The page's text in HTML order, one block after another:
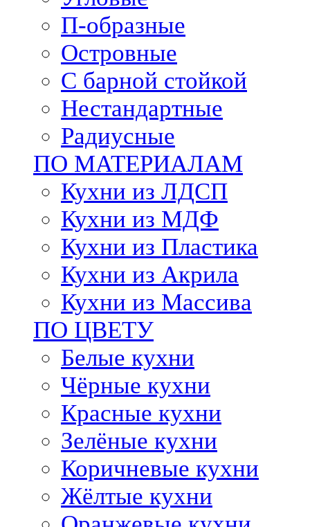
П-образные
Островные
С барной стойкой
Нестандартные
Радиусные
ПО МАТЕРИАЛАМ
Кухни из ЛДСП
Кухни из МДФ
Кухни из Пластика
Кухни из Акрила
Кухни из Массива
ПО ЦВЕТУ
Белые кухни
Чёрные кухни
Красные кухни
Зелёные кухни
Коричневые кухни
Жёлтые кухни